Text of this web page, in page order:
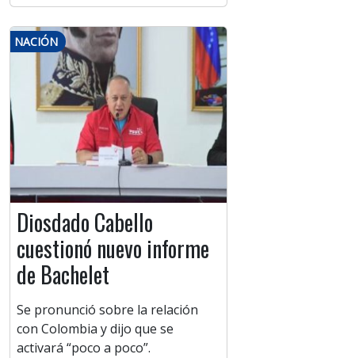
NACIÓN
Diosdado Cabello
cuestionó nuevo informe
de Bachelet
Se pronunció sobre la relación
con Colombia y dijo que se
activará “poco a poco”.